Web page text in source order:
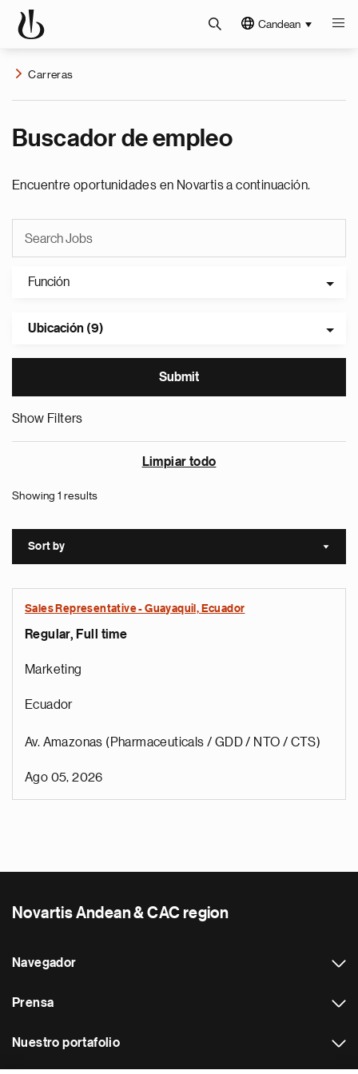
Candean
Carreras
Buscador de empleo
Encuentre oportunidades en Novartis a continuación.
Función
Ubicación (9)
Show Filters
Limpiar todo
Showing 1 results
Sort by Sort
Sales Representative - Guayaquil, Ecuador
Regular, Full time
Marketing
Ecuador
Av. Amazonas (Pharmaceuticals / GDD / NTO / CTS)
Ago 05, 2026
Novartis Andean & CAC region
Navegador
Prensa
Nuestro portafolio